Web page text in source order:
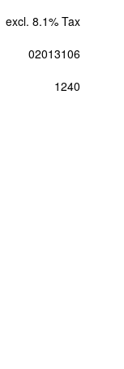
excl. 8.1% Tax
02013106
1240